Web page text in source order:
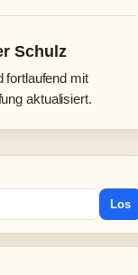
Schulz
fortlaufend mit
aktualisiert.
Los